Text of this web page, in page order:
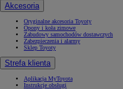
Akcesoria
Oryginalne akcesoria Toyoty
Opony i koła zimowe
Zabudowy samochodów dostawczych
Zabezpieczenia i alarmy
Sklep Toyoty
Strefa klienta
Aplikacja MyToyota
Instrukcje obsługi